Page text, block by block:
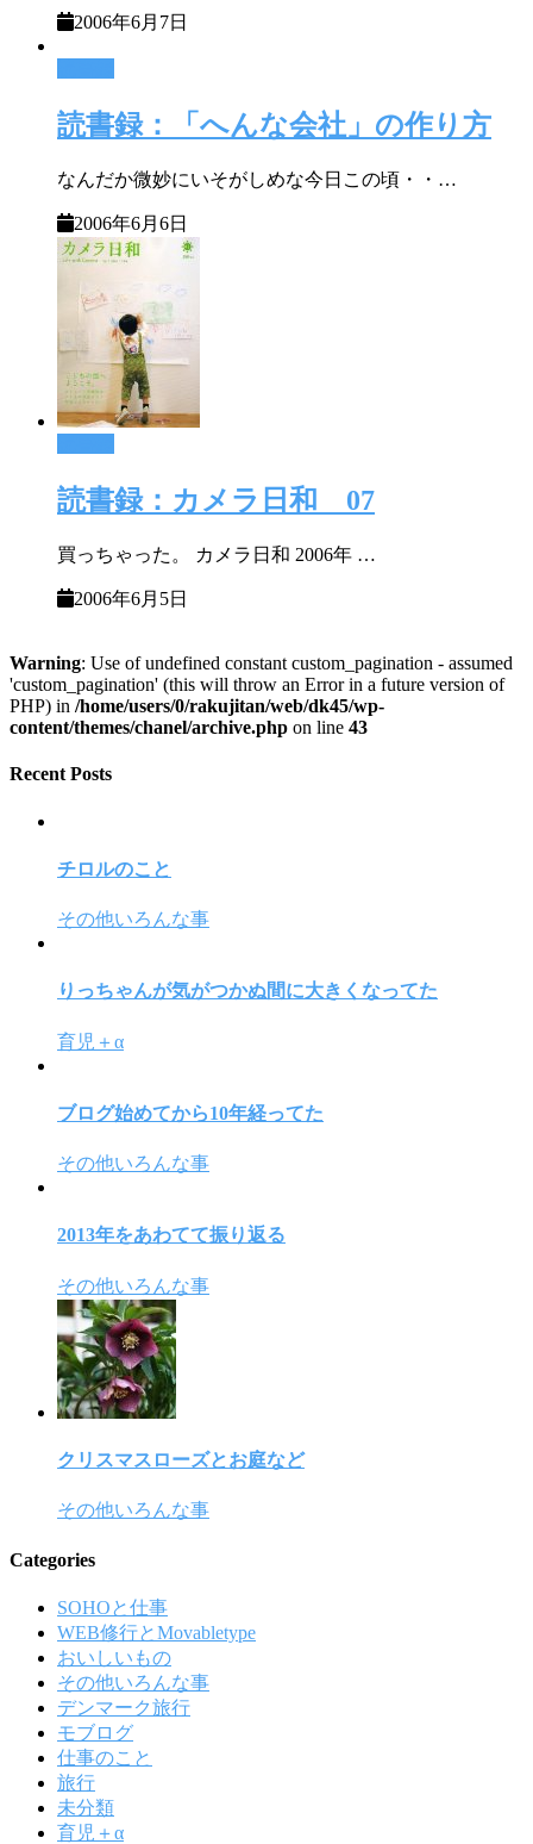
2006年6月7日
読書録：「へんな会社」の作り方
なんだか微妙にいそがしめな今日この頃・・…
2006年6月6日
読書録：カメラ日和 07
買っちゃった。 カメラ日和 2006年 …
2006年6月5日
Warning: Use of undefined constant custom_pagination - assumed
'custom_pagination' (this will throw an Error in a future version of
PHP) in /home/users/0/rakujitan/web/dk45/wp-
content/themes/chanel/archive.php on line 43
Recent Posts
チロルのこと
その他いろんな事
りっちゃんが気がつかぬ間に大きくなってた
育児＋α
ブログ始めてから10年経ってた
その他いろんな事
2013年をあわてて振り返る
その他いろんな事
クリスマスローズとお庭など
その他いろんな事
Categories
SOHOと仕事
WEB修行とMovabletype
おいしいもの
その他いろんな事
デンマーク旅行
モブログ
仕事のこと
旅行
未分類
育児＋α